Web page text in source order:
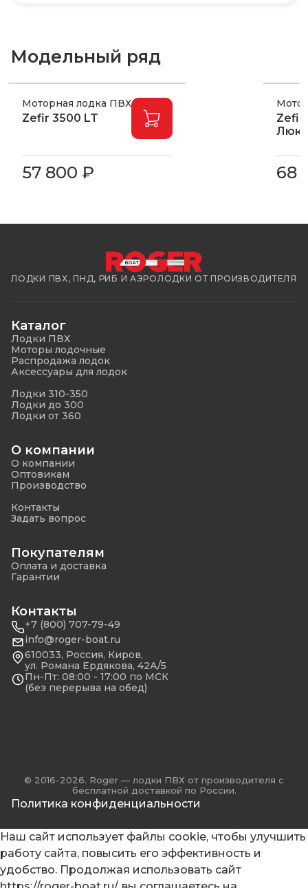
Модельный ряд
Моторная лодка ПВХ
Zefir 3500 LT
57 800 ₽
Zefir
Люкс
68
ЛОДКИ ПВХ, ПНД, РИБ И АЭРОЛОДКИ ОТ ПРОИЗВОДИТЕЛЯ
Каталог
Лодки ПВХ
Моторы лодочные
Распродажа лодок
Аксессуары для лодок
Лодки 310-350
Лодки до 300
Лодки от 360
О компании
О компании
Оптовикам
Производство
Контакты
Задать вопрос
Покупателям
Оплата и доставка
Гарантии
Контакты
+7 (800) 707-79-49
info@roger-boat.ru
610033, Россия, Киров,
ул. Романа Ердякова, 42А/5
Пн-Пт: 08:00 - 17:00 по МСК
(без перерыва на обед)
© 2016-2026. Roger — лодки ПВХ от производителя с
бесплатной доставкой по России.
Политика конфиденциальности
Наш сайт использует файлы cookie, чтобы улучшить
работу сайта, повысить его эффективность и
удобство. Продолжая использовать сайт